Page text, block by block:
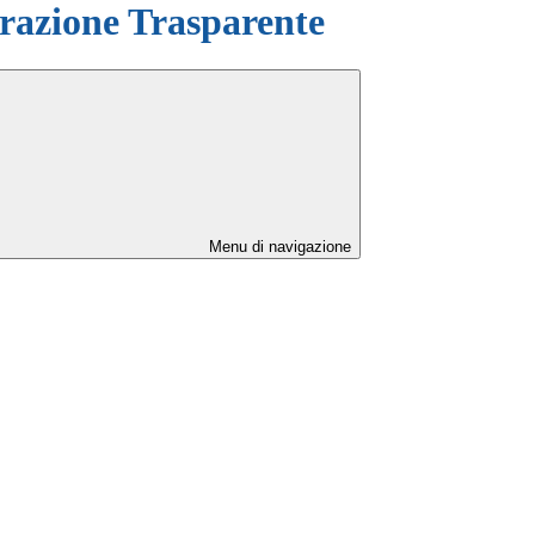
Trasparente
Menu di navigazione